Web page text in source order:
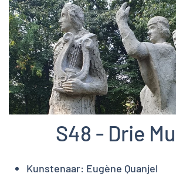
S48 - Drie
Kunstenaar: Eugène Quanjel